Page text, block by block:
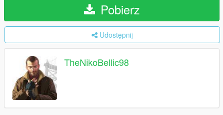
Pobierz
Udostępnij
TheNikoBellic98